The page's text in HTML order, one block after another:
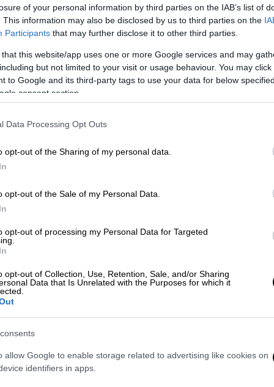
of your personal information by third parties on the IAB’s list of
This information may also be disclosed by us to third parties on the
Participants that may further disclose it to other third parties.
this website/app uses one or more Google services and may
but not limited to your visit or usage behaviour. You may
to Google and its third-party tags to use your data for below
consent section.
Data Processing Opt Outs
opt-out of the Sharing of my personal data.
opt-out of the Sale of my Personal Data.
opt-out of processing my Personal Data for Targeted
opt-out of Collection, Use, Retention, Sale, and/or Sharing
Data that Is Unrelated with the Purposes for which it
allow Google to enable storage related to advertising like cookies on
identifiers in apps.
άλμπουμ του συγκροτήματος του 1995
της. Τώρα, σε μια αποκλειστική
δύο παιδιών, είπε πώςακόμα ελπίζει
να τη συναντήσουν
will NEVER meet me
wiYfpxsZbk
15, 2024
θα ήταν υπέροχο να έρθουμε σε
που ανακάλυψαν ότι είχαν έναν
από πολλά χρόνια, θα ήθελαν να
δύσκολο να προβλέψεις τι
με πολλά χρήματα και πιθανότατα
αρχικά.
Τζέικ, 31 ετών -φανατικού οπαδού των
Γκάλαχερ αλλά 1,90».